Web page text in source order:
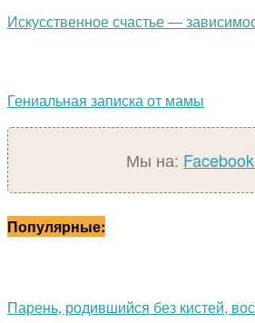
Искусственное счастье —
Гениальная записка от мамы
Мы на: Facebook
Популярные:
Парень, родившийся без кистей,